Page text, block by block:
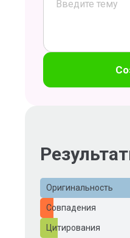
Оригинальность
Совпадения
Цитирования